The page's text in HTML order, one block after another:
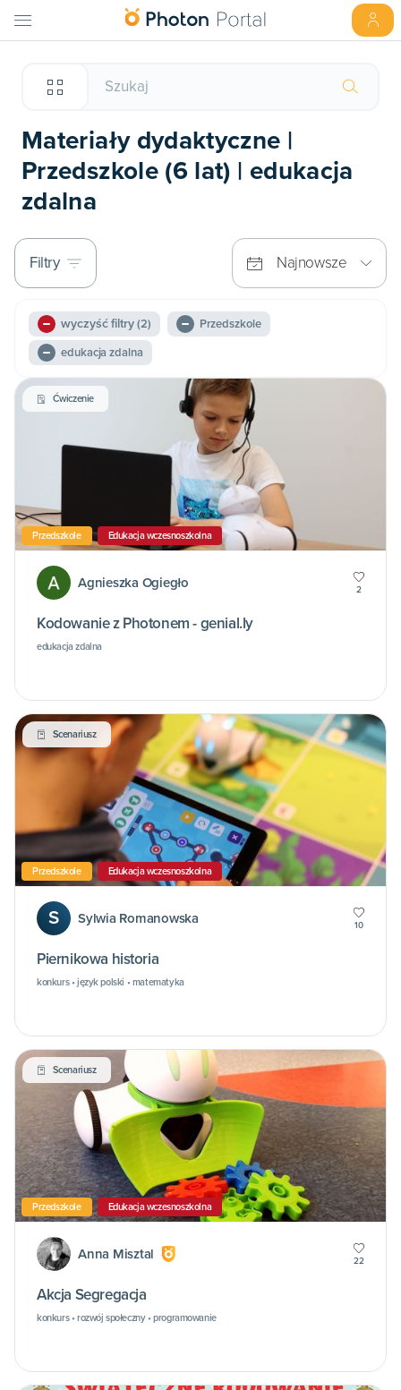
Materiały dydaktyczne |
Przedszkole (6 lat) | edukacja
zdalna
Filtry Najnowsze
wyczyść filtry(2)
Przedszkole
edukacja zdalna
Ćwiczenie
Przedszkole Edukacja wczesnoszkolna
Agnieszka Ogiegło 2
Kodowanie z Photonem - genial.ly
edukacja zdalna
Scenariusz
Przedszkole Edukacja wczesnoszkolna
S Sylwia Romanowska 10
Piernikowa historia
konkurs • język polski • matematyka
Scenariusz
Przedszkole Edukacja wczesnoszkolna
Anna Misztal 22
Akcja Segregacja
konkurs • rozwój społeczny • programowanie